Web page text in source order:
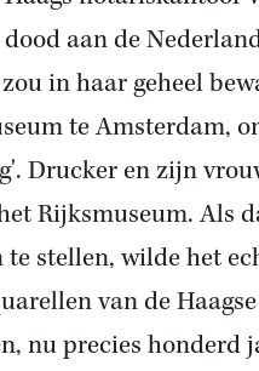
aan de
in haar geheel
te Amsterdam,
Drucker en zijn
Rijksmuseum. Als
stellen, wilde het
van de
nu precies honderd